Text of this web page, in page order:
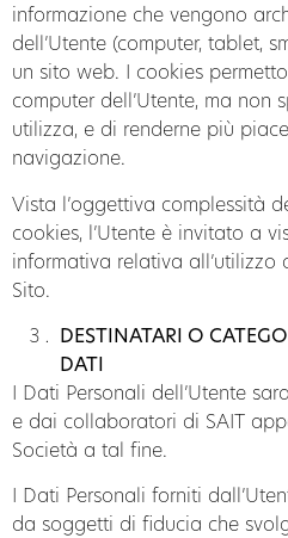
informazione che vengono
dell’Utente (computer, tablet,
un sito web. I cookies
computer dell’Utente, ma non
utilizza, e di renderne più
navigazione.
Vista l’oggettiva complessità
cookies, l’Utente è invitato a
informativa relativa all’utilizzo
Sito.
DESTINATARI O
DATI
I Dati Personali dell’Utente
e dai collaboratori di SAIT
Società a tal fine.
I Dati Personali forniti
da soggetti di fiducia che